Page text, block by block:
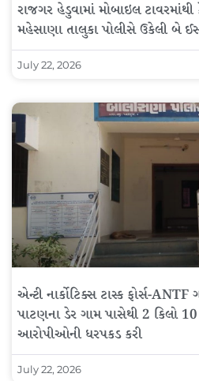
રાજગર હેડુવામાં મોબાઇલ
મહેસાણા તાલુકા પોલીસે ઉકેલી બે
July 22, 2026
એન્ટી નાર્કોટિક્સ ટાસ્ક ફોર્સ-
પાટણના ડેર ગામ પાસેથી 2 કિલો
આરોપીઓની ધરપકડ કરી
July 22, 2026